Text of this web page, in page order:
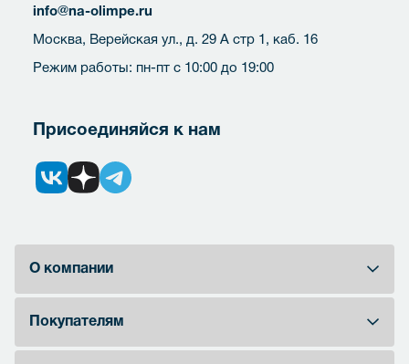
info@na-olimpe.ru
Москва, Верейская ул., д. 29 А стр 1, каб. 16
Режим работы: пн-пт с 10:00 до 19:00
Присоединяйся к нам
О компании
Покупателям